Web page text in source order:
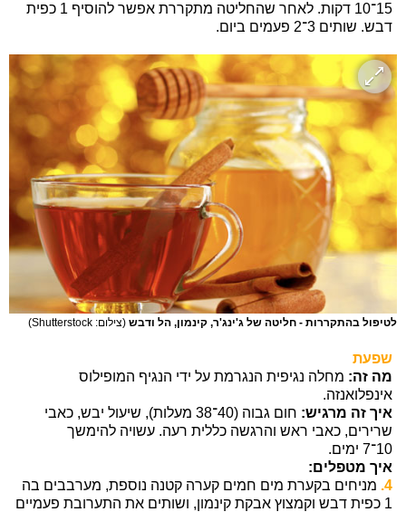
15־10 דקות. לאחר שהחליטה מתקררת אפשר להוסיף 1 כפית
דבש. שותים 3־2 פעמים ביום.
לטיפול בהתקררות - חליטה של ג'ינג'ר, קינמון, הל ודבש (צילום: Shutterstock)
שפעת
מה זה: מחלה נגיפית הנגרמת על ידי הנגיף המופילוס
אינפלואנזה.
איך זה מרגיש:
חום גבוה (40־38 מעלות), שיעול יבש, כאבי
שרירים, כאבי ראש והרגשה כללית רעה. עשויה להימשך
10־7 ימים.
איך מטפלים:
4. מניחים בקערת מים חמים קערה קטנה נוספת, מערבבים בה
1 כפית דבש וקמצוץ אבקת קינמון, ושותים את התערובת פעמיים